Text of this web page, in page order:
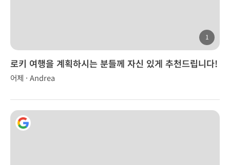
1
로키 여행을 계획하시는 분들께 자신 있게 추천드립니다!
어제 · Andrea